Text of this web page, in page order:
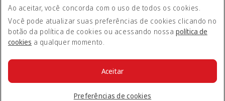
Mapa do site
ANAC reguladosANAC regulados Opens an external link in
a new tab
Desempenho de pontualidade
Envie uma sugestão ou reclamação
Opens an external link in a new tab
© 2026 Grupo Emirates. Todos os direitos reservados.
Ao aceitar, você concorda com o uso de todos os cookies.
Você pode atualizar suas preferências de cookies clicando no
botão da política de cookies ou acessando nossa política de
cookies a qualquer momento.
Preferências de cookies
Aceitar